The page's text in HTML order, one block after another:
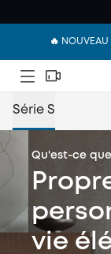
🔥
Série S
Qu'est-ce
vie